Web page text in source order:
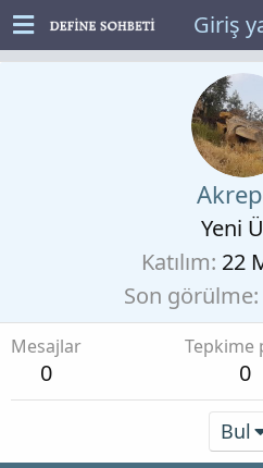
Giriş
Yeni
Katılım 22
Son görülme
Mesajlar
0
Tepkime
0
Bul